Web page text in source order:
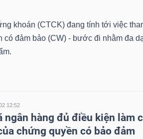
khoán (CTCK) đang tính tới việc
có đảm bảo (CW) - bước đi nhằm đa
12:52
ngân hàng đủ điều kiện làm
chứng quyền có bảo đảm